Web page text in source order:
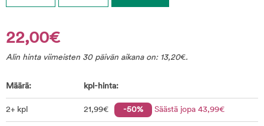
22,00€
Alin hinta viimeisten 30 päivän aikana on: 13,20€.
Määrä: kpl-hinta:
2+ kpl 21,99€ -50% Säästä jopa 43,99€